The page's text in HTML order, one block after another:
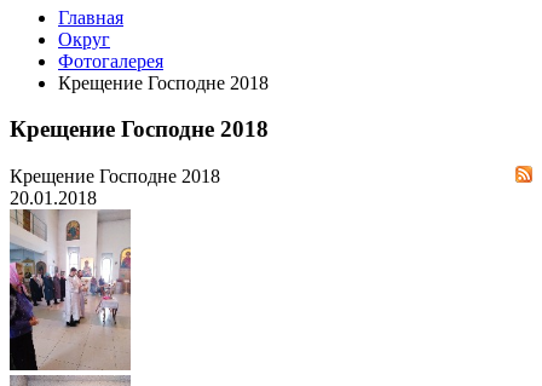
Главная
Округ
Фотогалерея
Крещение Господне 2018
Крещение Господне 2018
Крещение Господне 2018
20.01.2018